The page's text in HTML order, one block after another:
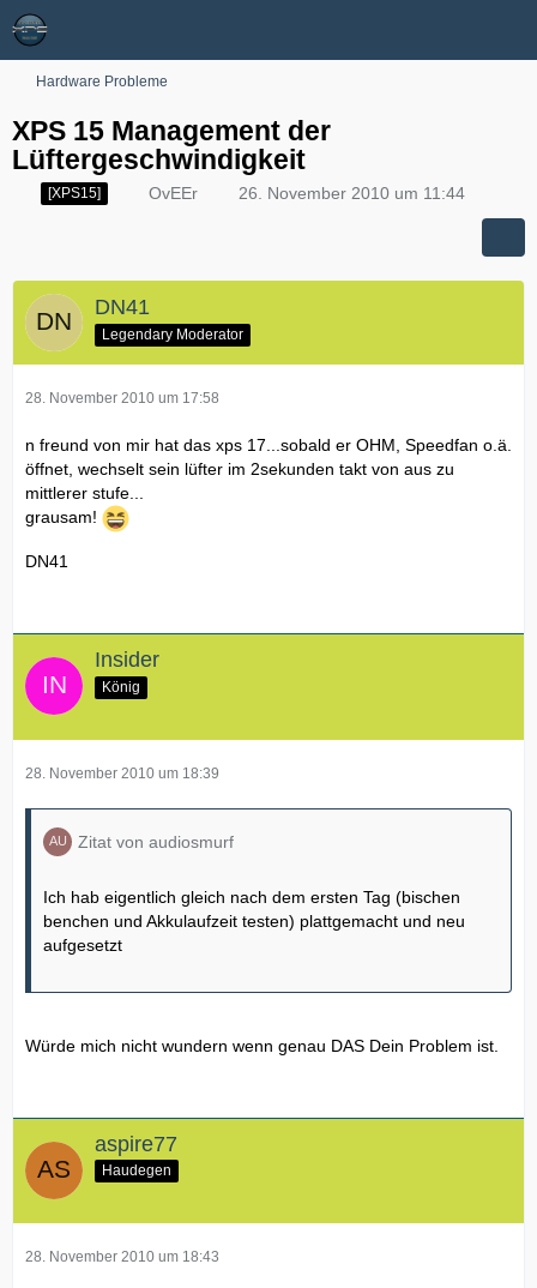
Hardware Probleme
XPS 15 Management der
Lüftergeschwindigkeit
[XPS15] OvEEr 26. November 2010 um 11:44
DN41
Legendary Moderator
28. November 2010 um 17:58
n freund von mir hat das xps 17...sobald er OHM, Speedfan o.ä.
öffnet, wechselt sein lüfter im 2sekunden takt von aus zu
mittlerer stufe...
grausam!
DN41
Insider
König
28. November 2010 um 18:39
Zitat von audiosmurf
Ich hab eigentlich gleich nach dem ersten Tag (bischen
benchen und Akkulaufzeit testen) plattgemacht und neu
aufgesetzt
Würde mich nicht wundern wenn genau DAS Dein Problem ist.
aspire77
Haudegen
28. November 2010 um 18:43